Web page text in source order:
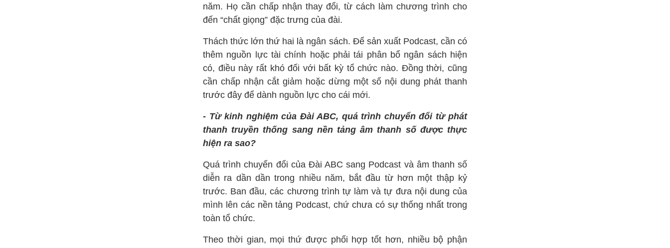
năm. Họ cần chấp nhận thay đổi, từ cách làm chương trình cho
đến “chất giọng” đặc trưng của đài.
Thách thức lớn thứ hai là ngân sách. Để sản xuất Podcast, cần có
thêm nguồn lực tài chính hoặc phải tái phân bổ ngân sách hiện
có, điều này rất khó đối với bất kỳ tổ chức nào. Đồng thời, cũng
cần chấp nhận cắt giảm hoặc dừng một số nội dung phát thanh
trước đây để dành nguồn lực cho cái mới.
- Từ kinh nghiệm của Đài ABC, quá trình chuyển đổi từ phát
thanh truyền thống sang nền tảng âm thanh số được thực
hiện ra sao?
Quá trình chuyển đổi của Đài ABC sang Podcast và âm thanh số
diễn ra dần dần trong nhiều năm, bắt đầu từ hơn một thập kỷ
trước. Ban đầu, các chương trình tự làm và tự đưa nội dung của
mình lên các nền tảng Podcast, chứ chưa có sự thống nhất trong
toàn tổ chức.
Theo thời gian, mọi thứ được phối hợp tốt hơn, nhiều bộ phận